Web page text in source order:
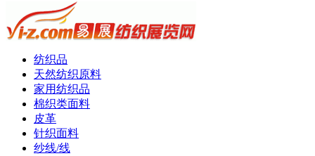
纺织品
天然纺织原料
家用纺织品
棉织类面料
皮革
针织面料
纱线/线